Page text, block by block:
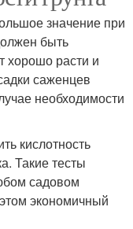
значение при
быть
хорошо расти и
саженцев
необходимости
кислотность
Такие тесты
садовом
экономичный